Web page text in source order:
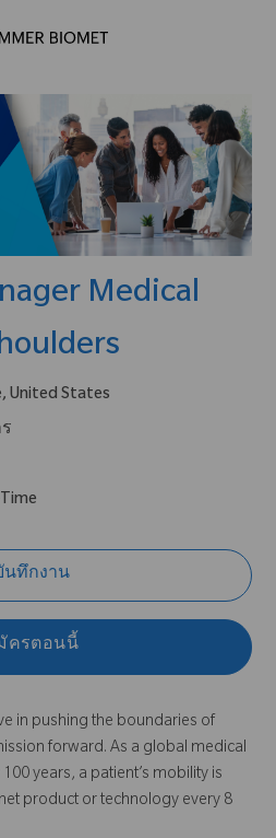
Medical
United States
นทึกงาน
ครตอนนี้
in pushing the boundaries of
forward. As a global medical
years, a patient’s mobility is
product or technology every 8